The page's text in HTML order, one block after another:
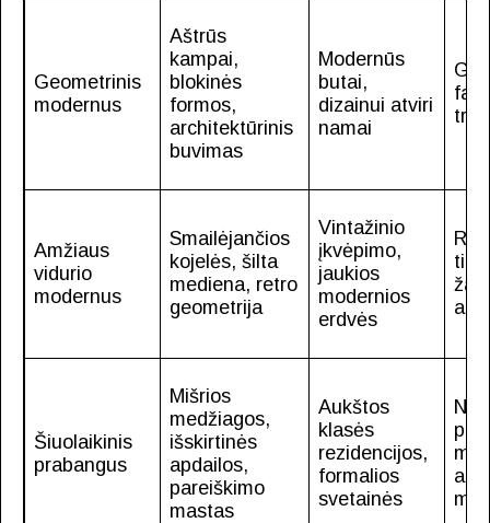
Geometrinis
modernus
Aštrūs
kampai,
blokinės
formos,
architektūrinis
buvimas
Modernūs
butai,
dizainui atviri
namai
Amžiaus
vidurio
modernus
Smailėjančios
kojelės, šilta
mediena, retro
geometrija
Vintažinio
įkvėpimo,
jaukios
modernios
erdvės
Šiuolaikinis
prabangus
Mišrios
medžiagos,
išskirtinės
apdailos,
pareiškimo
mastas
Aukštos
klasės
rezidencijos,
formalios
svetainės